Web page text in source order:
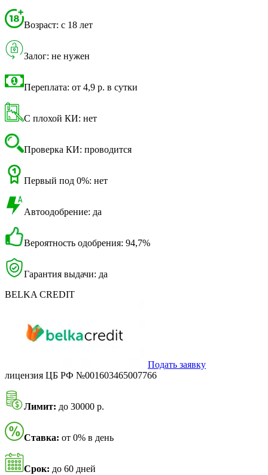
Возраст: с 18 лет
Залог: не нужен
Переплата: от 4,9 р. в сутки
С плохой КИ: нет
Проверка КИ: проводится
Первый под 0%: нет
Автоодобрение: да
Вероятность одобрения: 94,7%
Гарантия выдачи: да
BELKA CREDIT
Подать заявку
лицензия ЦБ РФ №001603465007766
Лимит: до 30000 р.
Ставка: от 0% в день
Срок: до 60 дней